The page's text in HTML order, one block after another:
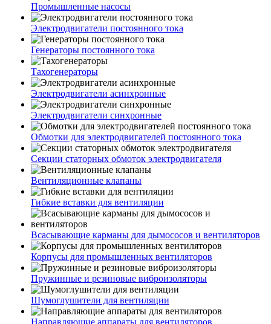
Промышленные насосы
Электродвигатели постоянного тока
Генераторы постоянного тока
Тахогенераторы
Электродвигатели асинхронные
Электродвигатели синхронные
Обмотки для электродвигателей постоянного тока
Секции статорных обмоток электродвигателя
Вентиляционные клапаны
Гибкие вставки для вентиляции
Всасывающие карманы для дымососов и вентиляторов
Корпусы для промышленных вентиляторов
Пружинные и резиновые виброизоляторы
Шумоглушители для вентиляции
Направляющие аппараты для вентиляторов